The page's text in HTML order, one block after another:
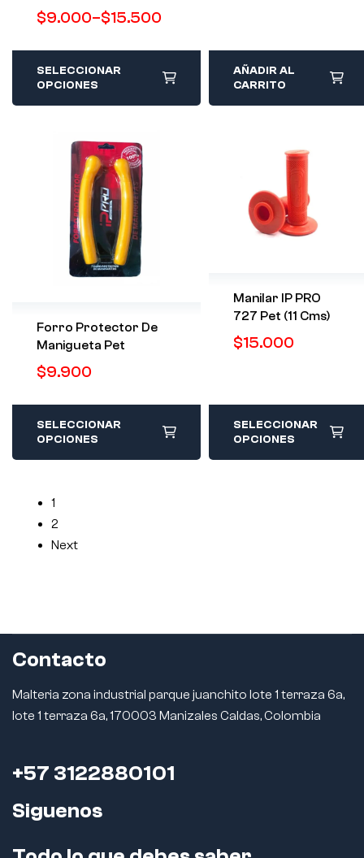
$9.000–$15.500
SELECCIONAR
OPCIONES
AÑADIR AL
CARRITO
Forro Protector De
Manigueta Pet
$9.900
SELECCIONAR
OPCIONES
Manilar IP PRO
727 Pet (11 Cms)
$15.000
SELECCIONAR
OPCIONES
1
2
Next
Contacto
Malteria zona industrial parque juanchito lote 1 terraza 6a,
lote 1 terraza 6a, 170003 Manizales Caldas, Colombia
+57 3122880101
Siguenos